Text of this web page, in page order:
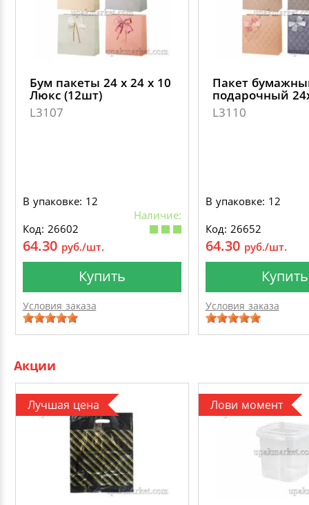
Бум пакеты 24 х 24 х 10
Люкс (12шт)
L3107
В упаковке: 12
Наличие:
Код: 26602
64.30 руб./шт.
Купить
Условия заказа
Пакет
подарочный
L3110
В упаковке: 12
Код: 26652
64.30 руб./шт.
Купить
Условия заказа
Акции
Лучшая цена Лови момент